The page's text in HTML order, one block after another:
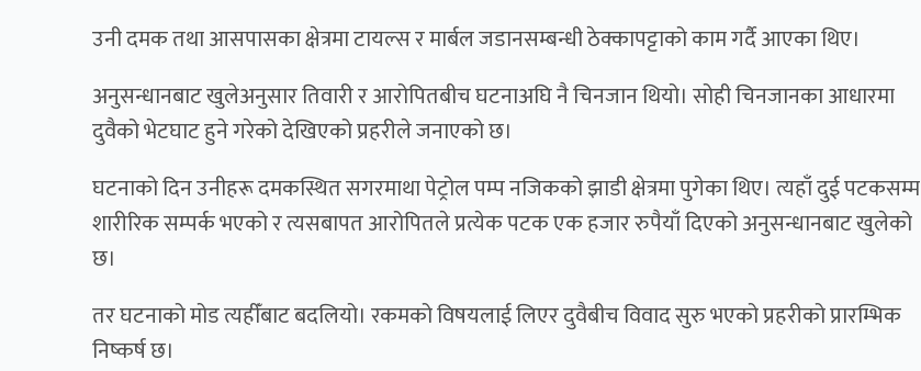
उनी दमक तथा आसपासका क्षेत्रमा टायल्स र मार्बल जडानसम्बन्धी ठेक्कापट्टाको काम गर्दै आएका थिए।
अनुसन्धानबाट खुलेअनुसार तिवारी र आरोपितबीच घटनाअघि नै चिनजान थियो। सोही चिनजानका आधारमा
दुवैको भेटघाट हुने गरेको देखिएको प्रहरीले जनाएको छ।
घटनाको दिन उनीहरू दमकस्थित सगरमाथा पेट्रोल पम्प नजिकको झाडी क्षेत्रमा पुगेका थिए। त्यहाँ दुई पटकसम्म
शारीरिक सम्पर्क भएको र त्यसबापत आरोपितले प्रत्येक पटक एक हजार रुपैयाँ दिएको अनुसन्धानबाट खुलेको
छ।
तर घटनाको मोड त्यहीँबाट बदलियो। रकमको विषयलाई लिएर दुवैबीच विवाद सुरु भएको प्रहरीको प्रारम्भिक
निष्कर्ष छ।